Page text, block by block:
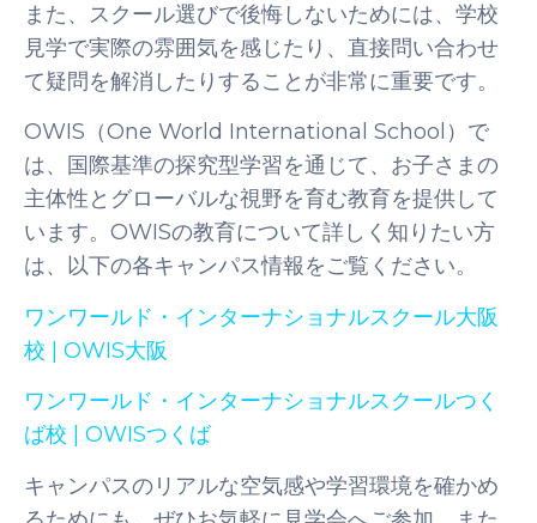
また、スクール選びで後悔しないためには、学校
見学で実際の雰囲気を感じたり、直接問い合わせ
て疑問を解消したりすることが非常に重要です。
OWIS（One World International School）で
は、国際基準の探究型学習を通じて、お子さまの
主体性とグローバルな視野を育む教育を提供して
います。OWISの教育について詳しく知りたい方
は、以下の各キャンパス情報をご覧ください。
ワンワールド・インターナショナルスクール大阪
校 | OWIS大阪
ワンワールド・インターナショナルスクールつく
ば校 | OWISつくば
キャンパスのリアルな空気感や学習環境を確かめ